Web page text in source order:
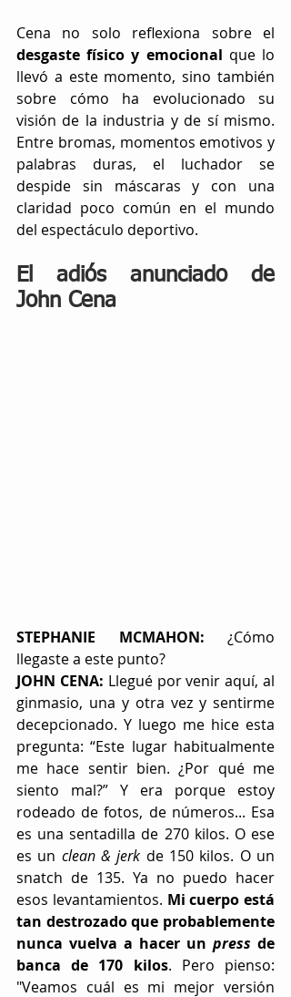
desgaste físico y emocional que lo
llevó a este momento, sino también
sobre cómo ha evolucionado su
visión de la industria y de sí mismo.
Entre bromas, momentos emotivos y
palabras duras, el luchador se
despide sin máscaras y con una
claridad poco común en el mundo
del espectáculo deportivo.
El adiós anunciado de
John Cena
STEPHANIE MCMAHON: ¿Cómo
llegaste a este punto?
JOHN CENA: Llegué por venir aquí, al
ginmasio, una y otra vez y sentirme
decepcionado. Y luego me hice esta
pregunta: “Este lugar habitualmente
me hace sentir bien. ¿Por qué me
siento mal?” Y era porque estoy
rodeado de fotos, de números... Esa
es una sentadilla de 270 kilos. O ese
es un clean & jerk de 150 kilos. O un
snatch de 135. Ya no puedo hacer
esos levantamientos. Mi cuerpo está
tan destrozado que probablemente
nunca vuelva a hacer un press de
banca de 170 kilos. Pero pienso: